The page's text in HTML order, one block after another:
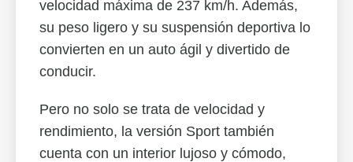
velocidad máxima de 237 km/h. Además,
su peso ligero y su suspensión deportiva lo
convierten en un auto ágil y divertido de
conducir.
Pero no solo se trata de velocidad y
rendimiento, la versión Sport también
cuenta con un interior lujoso y cómodo,